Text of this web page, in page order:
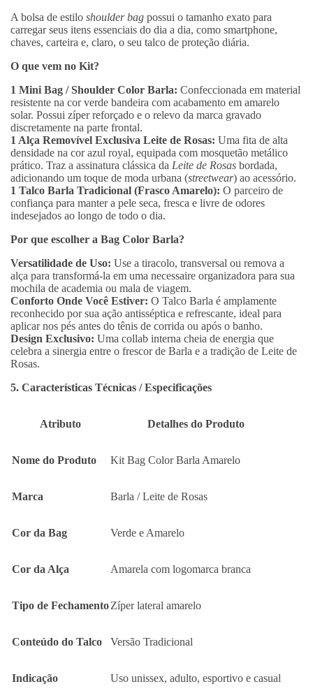
A bolsa de estilo shoulder bag possui o tamanho exato para
carregar seus itens essenciais do dia a dia, como smartphone,
chaves, carteira e, claro, o seu talco de proteção diária.
O que vem no Kit?
1 Mini Bag / Shoulder Color Barla: Confeccionada em material
resistente na cor verde bandeira com acabamento em amarelo
solar. Possui zíper reforçado e o relevo da marca gravado
discretamente na parte frontal.
1 Alça Removível Exclusiva Leite de Rosas: Uma fita de alta
densidade na cor azul royal, equipada com mosquetão metálico
prático. Traz a assinatura clássica da Leite de Rosas bordada,
adicionando um toque de moda urbana (streetwear) ao acessório.
1 Talco Barla Tradicional (Frasco Amarelo): O parceiro de
confiança para manter a pele seca, fresca e livre de odores
indesejados ao longo de todo o dia.
Por que escolher a Bag Color Barla?
Versatilidade de Uso: Use a tiracolo, transversal ou remova a
alça para transformá-la em uma necessaire organizadora para sua
mochila de academia ou mala de viagem.
Conforto Onde Você Estiver: O Talco Barla é amplamente
reconhecido por sua ação antisséptica e refrescante, ideal para
aplicar nos pés antes do tênis de corrida ou após o banho.
Design Exclusivo: Uma collab interna cheia de energia que
celebra a sinergia entre o frescor de Barla e a tradição de Leite de
Rosas.
5. Características Técnicas / Especificações
Atributo Detalhes do Produto
Nome do Produto Kit Bag Color Barla Amarelo
Marca Barla / Leite de Rosas
Cor da Bag Verde e Amarelo
Cor da Alça Amarela com logomarca branca
Tipo de FechamentoZíper lateral amarelo
Conteúdo do Talco Versão Tradicional
Indicação Uso unissex, adulto, esportivo e casual